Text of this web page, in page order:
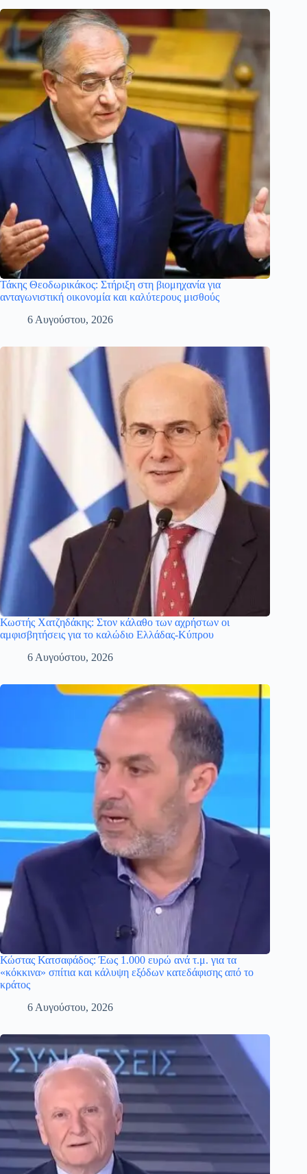
Τάκης Θεοδωρικάκος: Στήριξη στη βιομηχανία για
ανταγωνιστική οικονομία και καλύτερους μισθούς
6 Αυγούστου, 2026
Κωστής Χατζηδάκης: Στον κάλαθο των αχρήστων οι
αμφισβητήσεις για το καλώδιο Ελλάδας-Κύπρου
6 Αυγούστου, 2026
Κώστας Κατσαφάδος: Έως 1.000 ευρώ ανά τ.μ. για τα
«κόκκινα» σπίτια και κάλυψη εξόδων κατεδάφισης από το
κράτος
6 Αυγούστου, 2026